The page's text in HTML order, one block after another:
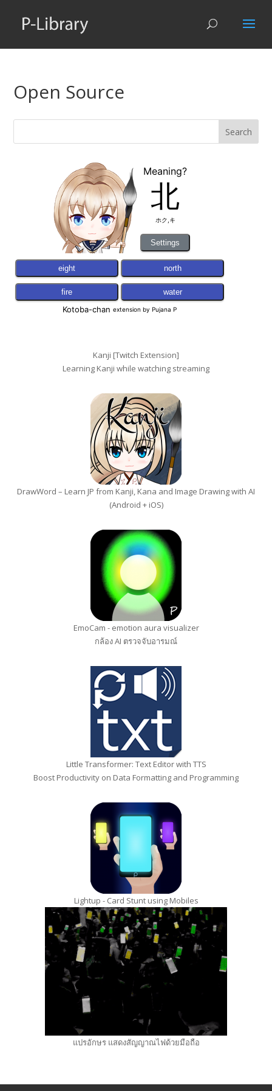
Open Source
Kanji [Twitch Extension]
Learning Kanji while watching streaming
DrawWord – Learn JP from Kanji, Kana and Image Drawing with AI
(Android + iOS)
EmoCam - emotion aura visualizer
กล้อง AI ตรวจจับอารมณ์
Little Transformer: Text Editor with TTS
Boost Productivity on Data Formatting and Programming
Lightup - Card Stunt using Mobiles
แปรอักษร แสดงสัญญาณไฟด้วยมือถือ